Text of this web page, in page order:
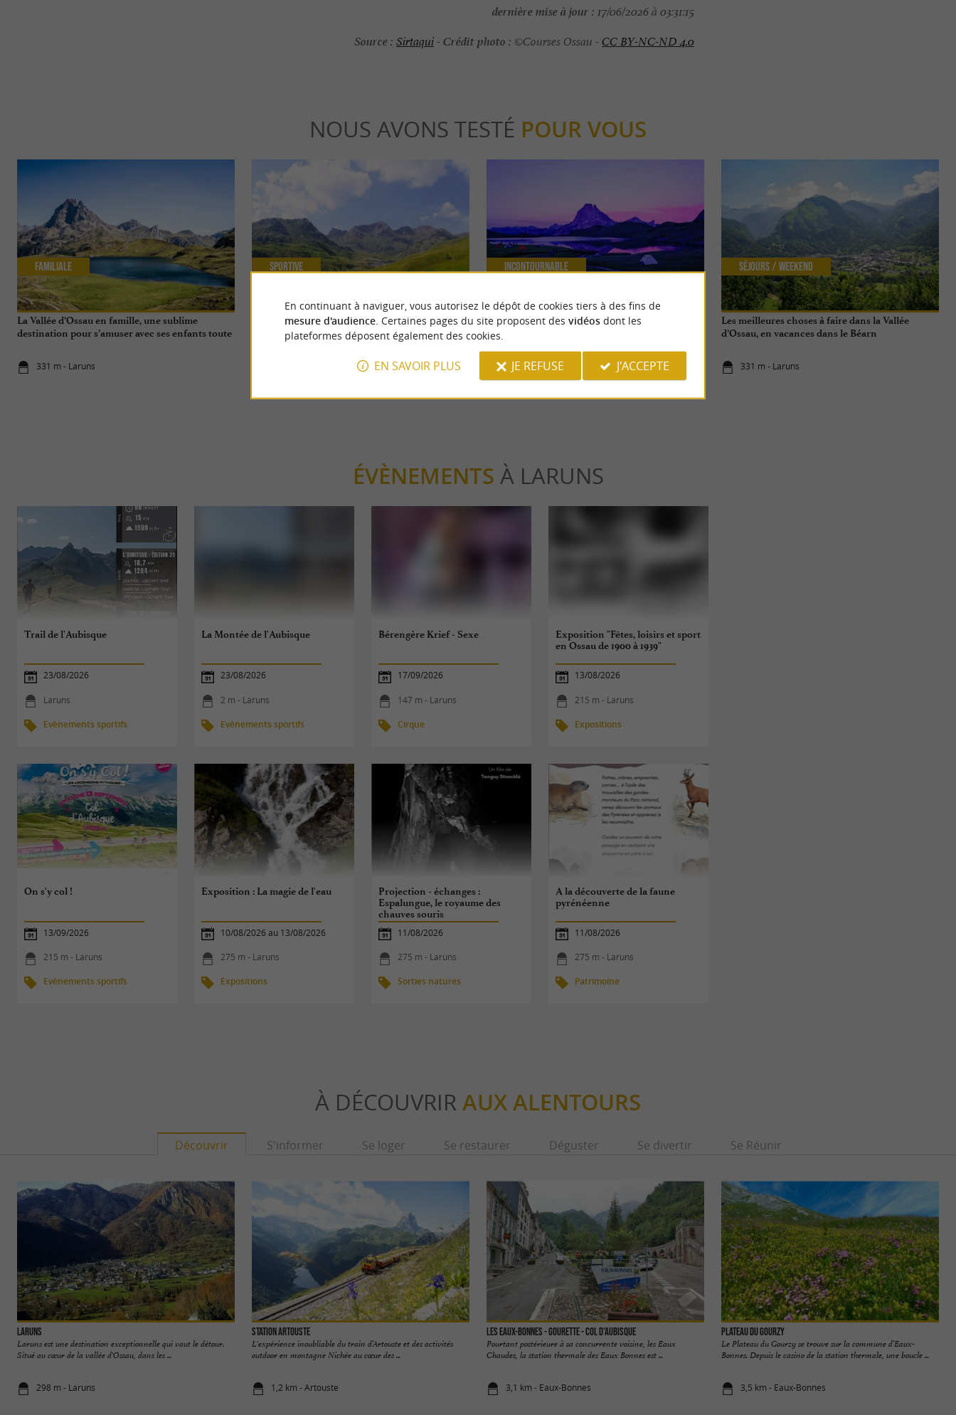
dernière mise à jour : 17/06/2026 à 03:31:15
Source : Sirtaqui-Crédit photo : ©Courses Ossau -CC BY-NC-ND 4.0
NOUS AVONS TESTÉ POUR VOUS
La Vallée d’Ossau en famille, une sublime
destination pour s’amuser avec ses enfants toute
331 m - Laruns
Familiale
Le Col d’Aubisque, un incontournable des
Pyrénées
Sportive
Les spots photos du Béarn
331 m - Laruns
Incontournable
Les meilleures choses à faire dans la Vallée
d’Ossau, en vacances dans le Béarn
331 m - Laruns
Séjours / Weekend
ÉVÈNEMENTS À LARUNS
Trail de l'Aubisque
23/08/2026
Laruns
Evènements sportifs
La Montée de l'Aubisque
23/08/2026
2 m - Laruns
Evènements sportifs
Bérengère Krief - Sexe
17/09/2026
147 m - Laruns
Cirque
Exposition "Fêtes, loisirs et sport
en Ossau de 1900 à 1939"
13/08/2026
215 m - Laruns
Expositions
On s'y col !
13/09/2026
215 m - Laruns
Evènements sportifs
Exposition : La magie de l'eau
10/08/2026 au 13/08/2026
275 m - Laruns
Expositions
Projection - échanges :
Espalungue, le royaume des
chauves souris
11/08/2026
275 m - Laruns
Sorties natures
A la découverte de la faune
pyrénéenne
11/08/2026
275 m - Laruns
Patrimoine
À DÉCOUVRIR AUX ALENTOURS
Découvrir S'informer Se loger Se restaurer Déguster Se divertir Se Réunir
Laruns
Laruns est une destination exceptionnelle qui vaut le détour.
Situé au cœur de la vallée d'Ossau, dans les ...
298 m - Laruns
Station Artouste
L'expérience inoubliable du train d’Artouste et des activités
outdoor en montagne Nichée au cœur des ...
1,2 km - Artouste
Les Eaux-Bonnes - Gourette - Col d'Aubisque
Pourtant postérieure à sa concurrente voisine, les Eaux
Chaudes, la station thermale des Eaux Bonnes est ...
3,1 km - Eaux-Bonnes
Plateau du Gourzy
Le Plateau du Gourzy se trouve sur la commune d’Eaux-
Bonnes. Depuis le casino de la station thermale, une boucle ...
3,5 km - Eaux-Bonnes
En continuant à naviguer, vous autorisez le dépôt de cookies tiers à des fins de
mesure d'audience. Certaines pages du site proposent des vidéosdont les
plateformes déposent également des cookies.
EN SAVOIR PLUS JE REFUSE J'ACCEPTE